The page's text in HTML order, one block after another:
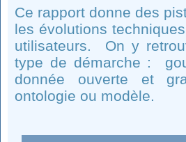
Ce rapport donne des
les évolutions
utilisateurs.
On y
type de démarche :
donnée ouverte et
ontologie ou modèle.